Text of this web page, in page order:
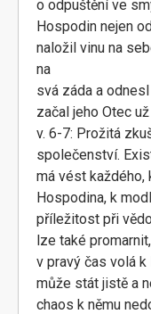
o odpuštění ve
Hospodin nejen
naložil vinu na
na
svá záda a
začal jeho Otec
v. 6-7: Prožitá
společenství.
má vést každého,
Hospodina, k
příležitost při
lze také
v pravý čas volá
může stát jistě a
chaos k němu